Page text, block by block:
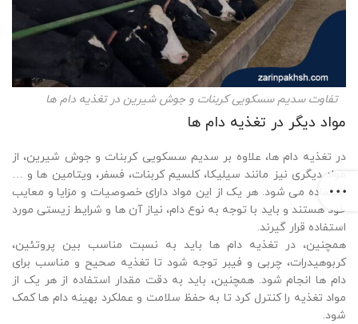
تفاوت سدیم سسکویی کربنات و جوش شیرین در تغذیه دام ها
مواد دیگر در تغذیه دام ها
در تغذیه دام ها، علاوه بر سدیم سسکویی کربنات و جوش شیرین، از
مواد دیگری نیز مانند سیلیکا، کلسیم کربنات، فسفر، ویتامین ها و …
استفاده می شود. هر یک از این مواد دارای خصوصیات و مزایا و معایب
خود هستند و باید با توجه به نوع دام، نیاز آن ها و شرایط زیستی مورد
استفاده قرار گیرند.
همچنین، در تغذیه دام ها باید به نسبت مناسب بین پروتئین،
کربوهیدرات، چربی و فیبر توجه شود تا تغذیه صحیح و مناسب برای
دام ها انجام شود. همچنین، باید به دقت مقدار استفاده از هر یک از
مواد تغذیه را کنترل کرد تا به حفظ سلامت و عملکرد بهینه دام ها کمک
شود.